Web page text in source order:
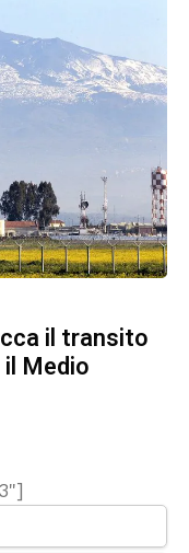
il transito
Medio